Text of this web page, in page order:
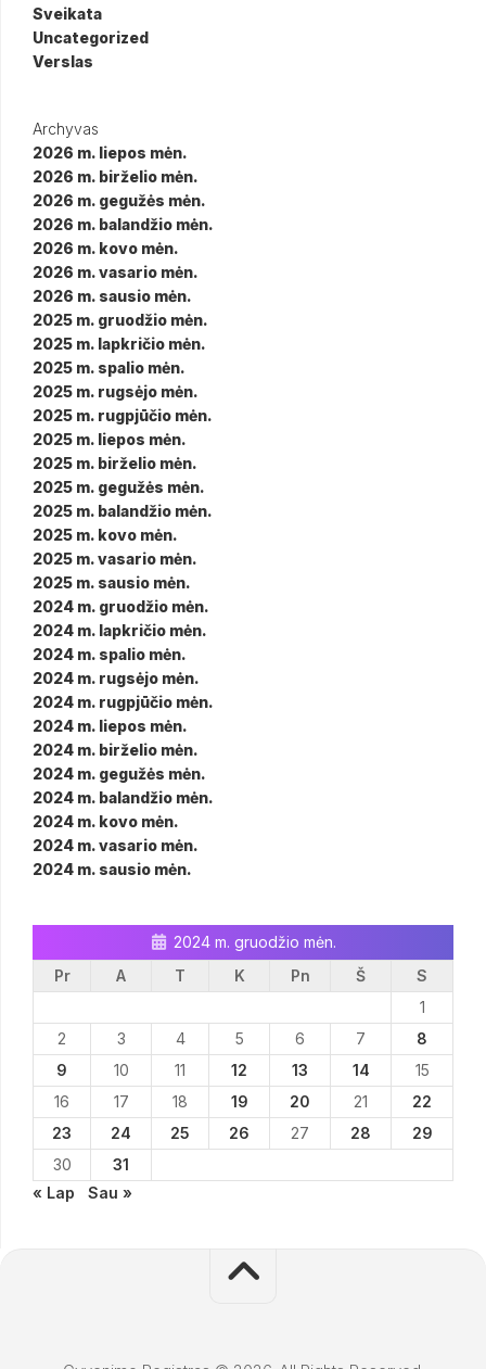
Sveikata
Uncategorized
Verslas
Archyvas
2026 m. liepos mėn.
2026 m. birželio mėn.
2026 m. gegužės mėn.
2026 m. balandžio mėn.
2026 m. kovo mėn.
2026 m. vasario mėn.
2026 m. sausio mėn.
2025 m. gruodžio mėn.
2025 m. lapkričio mėn.
2025 m. spalio mėn.
2025 m. rugsėjo mėn.
2025 m. rugpjūčio mėn.
2025 m. liepos mėn.
2025 m. birželio mėn.
2025 m. gegužės mėn.
2025 m. balandžio mėn.
2025 m. kovo mėn.
2025 m. vasario mėn.
2025 m. sausio mėn.
2024 m. gruodžio mėn.
2024 m. lapkričio mėn.
2024 m. spalio mėn.
2024 m. rugsėjo mėn.
2024 m. rugpjūčio mėn.
2024 m. liepos mėn.
2024 m. birželio mėn.
2024 m. gegužės mėn.
2024 m. balandžio mėn.
2024 m. kovo mėn.
2024 m. vasario mėn.
2024 m. sausio mėn.
2024 m. gruodžio mėn.
Pr
A T K Pn Š
S
1
2
3 4 5 6 7
8
9
10 11 12 13 14
15
16
17 18 19 20 21
22
23
24 25 26 27 28
29
30
31
« Lap
Sau »